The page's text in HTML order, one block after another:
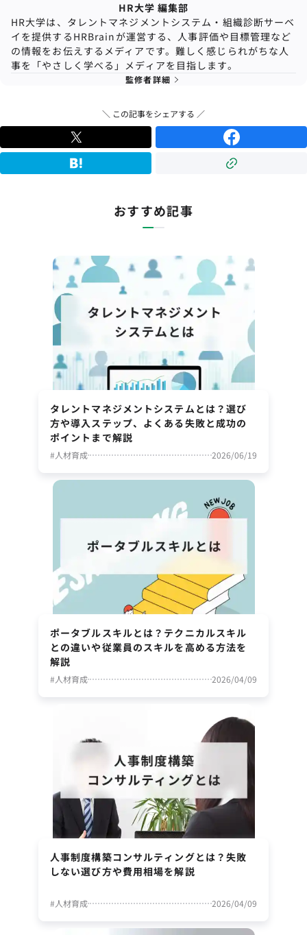
HR大学 編集部
HR大学は、タレントマネジメントシステム・組織診断サーベ
イを提供するHRBrainが運営する、人事評価や目標管理など
の情報をお伝えするメディアです。難しく感じられがちな人
事を「やさしく学べる」メディアを目指します。
監修者詳細
＼ この記事をシェアする ／
おすすめ記事
タレントマネジメントシステムとは？選び
方や導入ステップ、よくある失敗と成功の
ポイントまで解説
#人材育成 2026/06/19
ポータブルスキルとは？テクニカルスキル
との違いや従業員のスキルを高める方法を
解説
#人材育成 2026/04/09
人事制度構築コンサルティングとは？失敗
しない選び方や費用相場を解説
#人材育成 2026/04/09